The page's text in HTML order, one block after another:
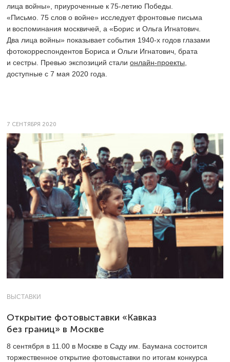
лица войны», приуроченные к75-летию Победы.
«Письмо. 75 слов о войне» исследует фронтовые письма
и воспоминания москвичей, а «Борис и Ольга Игнатович.
Два лица войны» показывает события 1940-х годов глазами
фотокорреспондентов Бориса и Ольги Игнатович, брата
и сестры. Превью экспозиций стали онлайн-проекты
доступные с 7 мая 2020 года.
7 СЕНТЯБРЯ 2020
ВЫСТАВКИ
Открытие фотовыставки «Кавказ
без границ» в Москве
8 сентября в 11.00 в Москве в Саду им. Баумана состоится
торжественное открытие фотовыставки по итогам конкурса